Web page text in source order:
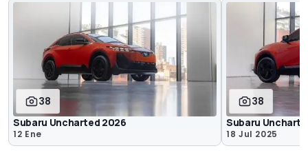
38
Subaru Uncharted 2026
12 Ene
38
Subaru
18 Jul 2025